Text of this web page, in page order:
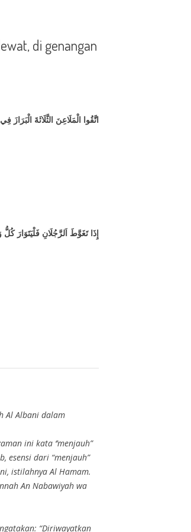
di genangan
اتَّقُوا الْمَلَاعِنَ الثَّلَاثَةَ
إِذَا تَغَوَّطَ اَلرَّجُلَانِ فَلْيَتَوَارَ
Al Albani dalam
ini kata ‘’menjauh”
esensi dari “menjauh”
istilahnya Al Hamam.
An Nabawiyah wa
“Diriwayatkan